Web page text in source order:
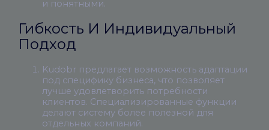
и понятными.
Гибкость И Индивидуальный
Подход
Kudobr предлагает возможность адаптации
под специфику бизнеса, что позволяет
лучше удовлетворить потребности
клиентов. Специализированные функции
делают систему более полезной для
отдельных компаний.